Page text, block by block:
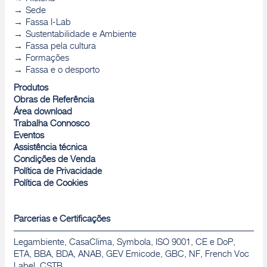
Sede
Fassa I-Lab
Sustentabilidade e Ambiente
Fassa pela cultura
Formações
Fassa e o desporto
Produtos
Obras de Referência
Área download
Trabalha Connosco
Eventos
Assistência técnica
Condições de Venda
Política de Privacidade
Política de Cookies
Parcerias e Certificações
Legambiente, CasaClima, Symbola, ISO 9001, CE e DoP,
ETA, BBA, BDA, ANAB, GEV Emicode, GBC, NF, French Voc